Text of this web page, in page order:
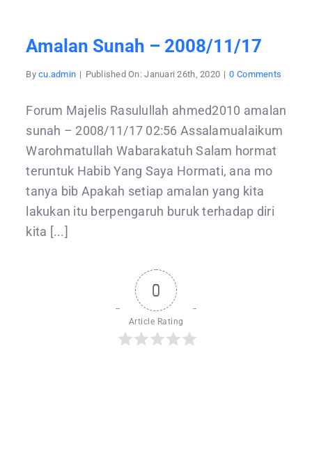
Amalan Sunah – 2008/11/17
Bycu.admin | Published On: Januari 26th, 2020 | 0 Comments
2008/
Forum Majelis Rasulullah ahmed2010 amalan
sunah – 2008/11/17 02:56 Assalamualaikum
Warohmatullah Wabarakatuh Salam hormat
teruntuk Habib Yang Saya Hormati, ana mo
tanya bib Apakah setiap amalan yang kita
lakukan itu berpengaruh buruk terhadap diri
kita [...]
0
Article Rating